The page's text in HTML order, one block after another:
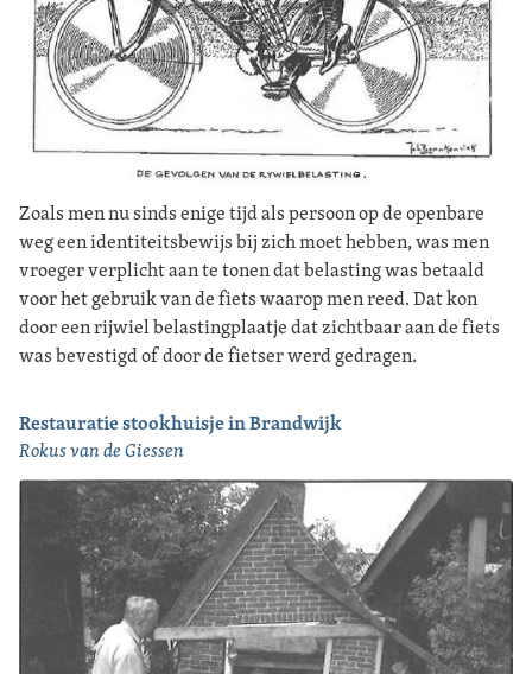
Zoals men nu sinds enige tijd als persoon op de openbare
weg een identiteitsbewijs bij zich moet hebben, was men
vroeger verplicht aan te tonen dat belasting was betaald
voor het gebruik van de fiets waarop men reed. Dat kon
door een rijwiel belastingplaatje dat zichtbaar aan de fiets
was bevestigd of door de fietser werd gedragen.
Restauratie stookhuisje in Brandwijk
Rokus van de Giessen